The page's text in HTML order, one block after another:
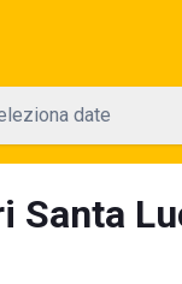
date
Santa